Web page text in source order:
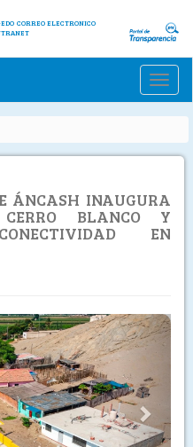
CORREO ELECTRONICO
Toggle
ÁNCASH INAUGURA
BLANCO Y
EN
Next